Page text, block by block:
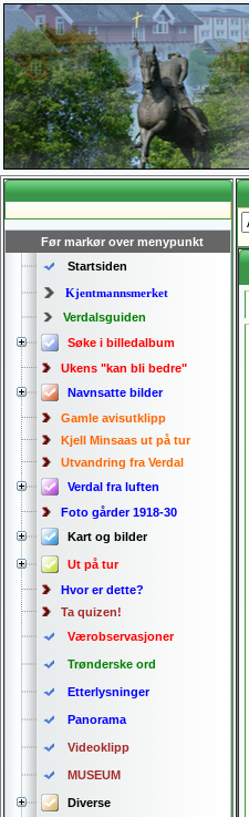
Før markør over menypunkt
Startsiden
Kjentmannsmerket
Verdalsguiden
Søke i billedalbum
Ukens "kan bli bedre"
Navnsatte bilder
Gamle avisutklipp
Kjell Minsaas ut på tur
Utvandring fra Verdal
Verdal fra luften
Foto gårder 1918-30
Kart og bilder
Ut på tur
Hvor er dette?
Ta quizen!
Værobservasjoner
Trønderske ord
Etterlysninger
Panorama
Videoklipp
MUSEUM
Diverse